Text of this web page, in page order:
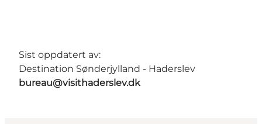
Sist oppdatert av:
Destination Sønderjylland - Haderslev
bureau@visithaderslev.dk